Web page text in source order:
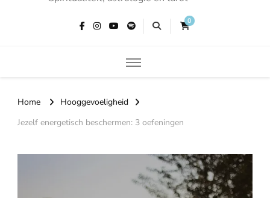
0
Home
Hooggevoeligheid
Jezelf energetisch beschermen: 3 oefeningen